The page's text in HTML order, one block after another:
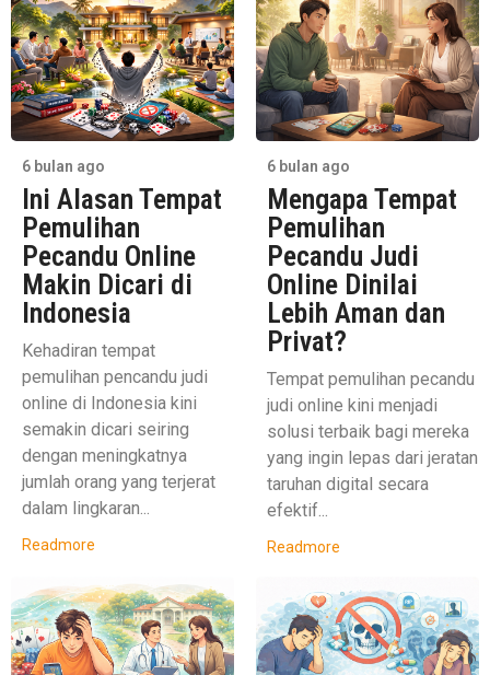
6 bulan ago
Ini Alasan Tempat
Pemulihan
Pecandu Online
Makin Dicari di
Indonesia
Kehadiran tempat
pemulihan pencandu judi
online di Indonesia kini
semakin dicari seiring
dengan meningkatnya
jumlah orang yang terjerat
dalam lingkaran...
Readmore
6 bulan ago
Mengapa Tempat
Pemulihan
Pecandu Judi
Online Dinilai
Lebih Aman dan
Privat?
Tempat pemulihan pecandu
judi online kini menjadi
solusi terbaik bagi mereka
yang ingin lepas dari jeratan
taruhan digital secara
efektif...
Readmore